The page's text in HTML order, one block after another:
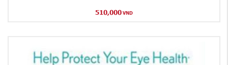
510,000 VND